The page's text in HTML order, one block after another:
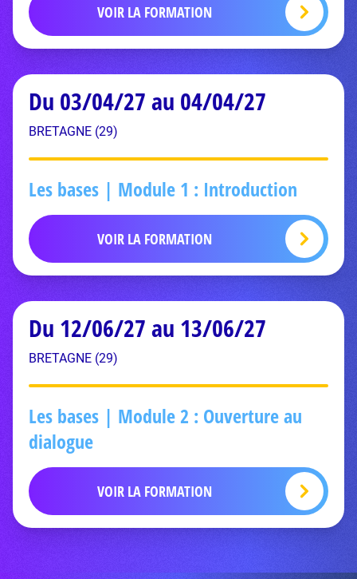
VOIR LA FORMATION
Du 03/04/27 au 04/04/27
BRETAGNE (29)
Les bases | Module 1 : Introduction
VOIR LA FORMATION
Du 12/06/27 au 13/06/27
BRETAGNE (29)
Les bases | Module 2 : Ouverture au
dialogue
VOIR LA FORMATION